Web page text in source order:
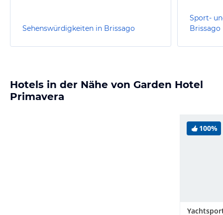
Sehenswürdigkeiten in Brissago
Sport-
Brissago
Hotels in der Nähe von Garden Hotel
Primavera
100%